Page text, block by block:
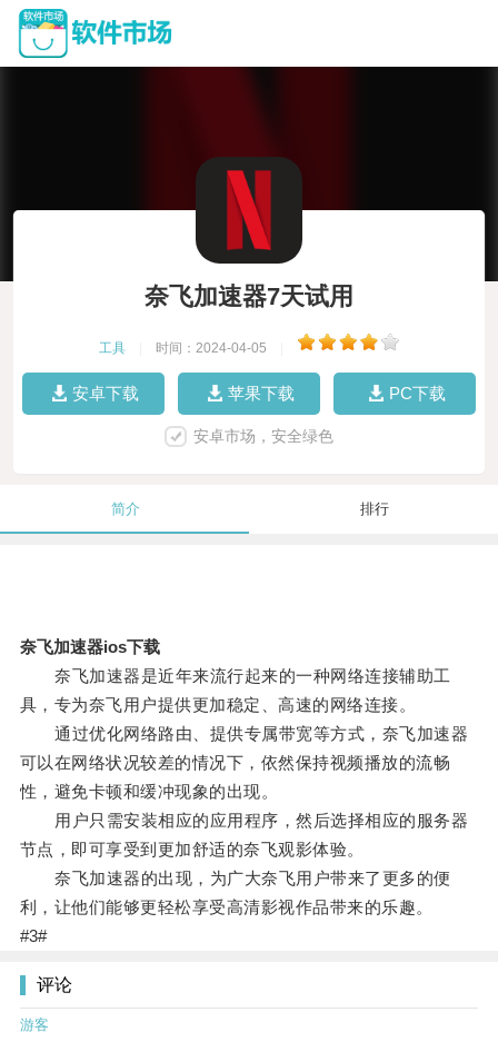
奈飞加速器7天试用
工具 时间：2024-04-05
安卓下载 苹果下载 PC下载
安卓市场，安全绿色
简介 排行
奈飞加速器ios下载
奈飞加速器是近年来流行起来的一种网络连接辅助工
具，专为奈飞用户提供更加稳定、高速的网络连接。
通过优化网络路由、提供专属带宽等方式，奈飞加速器
可以在网络状况较差的情况下，依然保持视频播放的流畅
性，避免卡顿和缓冲现象的出现。
用户只需安装相应的应用程序，然后选择相应的服务器
节点，即可享受到更加舒适的奈飞观影体验。
奈飞加速器的出现，为广大奈飞用户带来了更多的便
利，让他们能够更轻松享受高清影视作品带来的乐趣。
#3#
评论
游客